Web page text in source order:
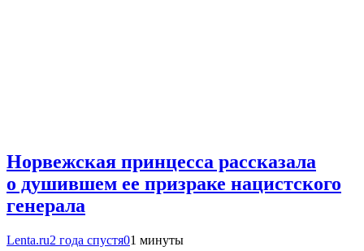
Норвежская принцесса рассказала
о душившем ее призраке нацистского
генерала
Lenta.ru2 года спустя01 минуты